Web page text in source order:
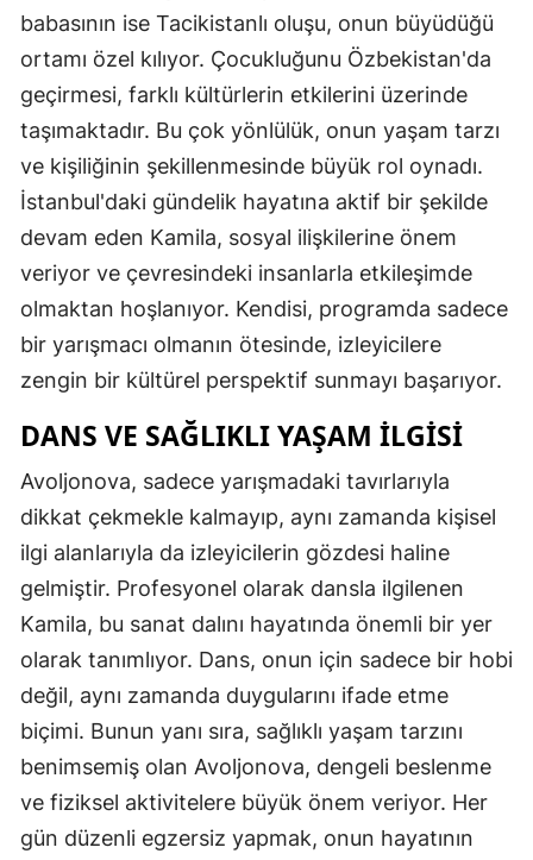
babasının ise Tacikistanlı oluşu, onun büyüdüğü
ortamı özel kılıyor. Çocukluğunu Özbekistan'da
geçirmesi, farklı kültürlerin etkilerini üzerinde
taşımaktadır. Bu çok yönlülük, onun yaşam tarzı
ve kişiliğinin şekillenmesinde büyük rol oynadı.
İstanbul'daki gündelik hayatına aktif bir şekilde
devam eden Kamila, sosyal ilişkilerine önem
veriyor ve çevresindeki insanlarla etkileşimde
olmaktan hoşlanıyor. Kendisi, programda sadece
bir yarışmacı olmanın ötesinde, izleyicilere
zengin bir kültürel perspektif sunmayı başarıyor.
DANS VE SAĞLIKLI YAŞAM İLGİSİ
Avoljonova, sadece yarışmadaki tavırlarıyla
dikkat çekmekle kalmayıp, aynı zamanda kişisel
ilgi alanlarıyla da izleyicilerin gözdesi haline
gelmiştir. Profesyonel olarak dansla ilgilenen
Kamila, bu sanat dalını hayatında önemli bir yer
olarak tanımlıyor. Dans, onun için sadece bir hobi
değil, aynı zamanda duygularını ifade etme
biçimi. Bunun yanı sıra, sağlıklı yaşam tarzını
benimsemiş olan Avoljonova, dengeli beslenme
ve fiziksel aktivitelere büyük önem veriyor. Her
gün düzenli egzersiz yapmak, onun hayatının